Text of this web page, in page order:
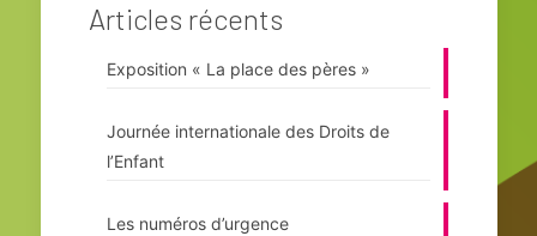
Articles récents
Exposition « La place des pères »
Journée internationale des Droits de
l’Enfant
Les numéros d’urgence